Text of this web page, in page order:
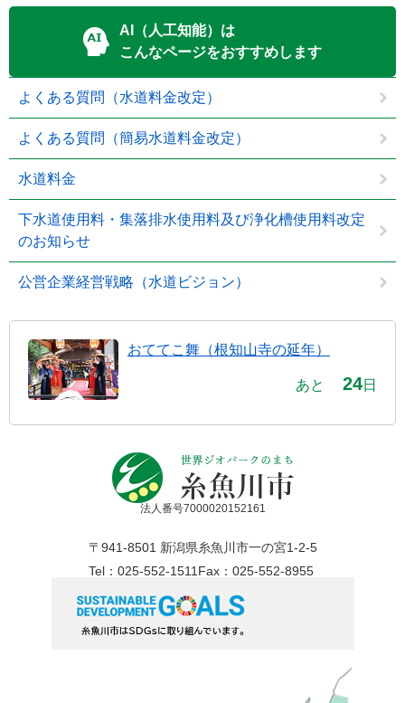
AI（人工知能）は
こんなページをおすすめします
よくある質問（水道料金改定）
よくある質問（簡易水道料金改定）
水道料金
下水道使用料・集落排水使用料及び浄化槽使用料改定
のお知らせ
公営企業経営戦略（水道ビジョン）
おててこ舞（根知山寺の延年）
あと 24日
法人番号7000020152161
〒941-8501 新潟県糸魚川市一の宮1-2-5
Tel：025-552-1511 Fax：025-552-8955